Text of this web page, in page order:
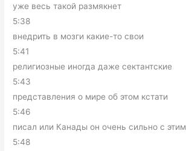
уже весь такой размякнет
5:38
внедрить в мозги какие-то свои
5:41
религиозные иногда даже сектантские
5:43
представления о мире об этом кстати
5:46
писал или Канады он очень сильно с этим
5:48